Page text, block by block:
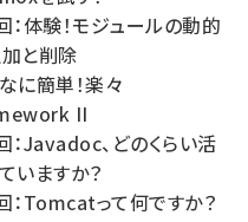
：体験！モジュールの動的
と削除
に簡単！楽々
II
：Javadoc、どのくらい活
いますか？
：Tomcatって何ですか？